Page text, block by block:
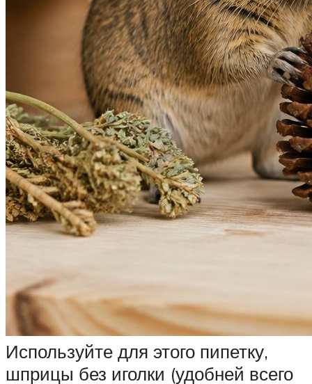
Используйте для этого пипетку,
шприцы без иголки (удобней всего